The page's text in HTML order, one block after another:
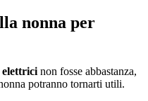
nonna per
elettrici non fosse abbastanza,
potranno tornarti utili.